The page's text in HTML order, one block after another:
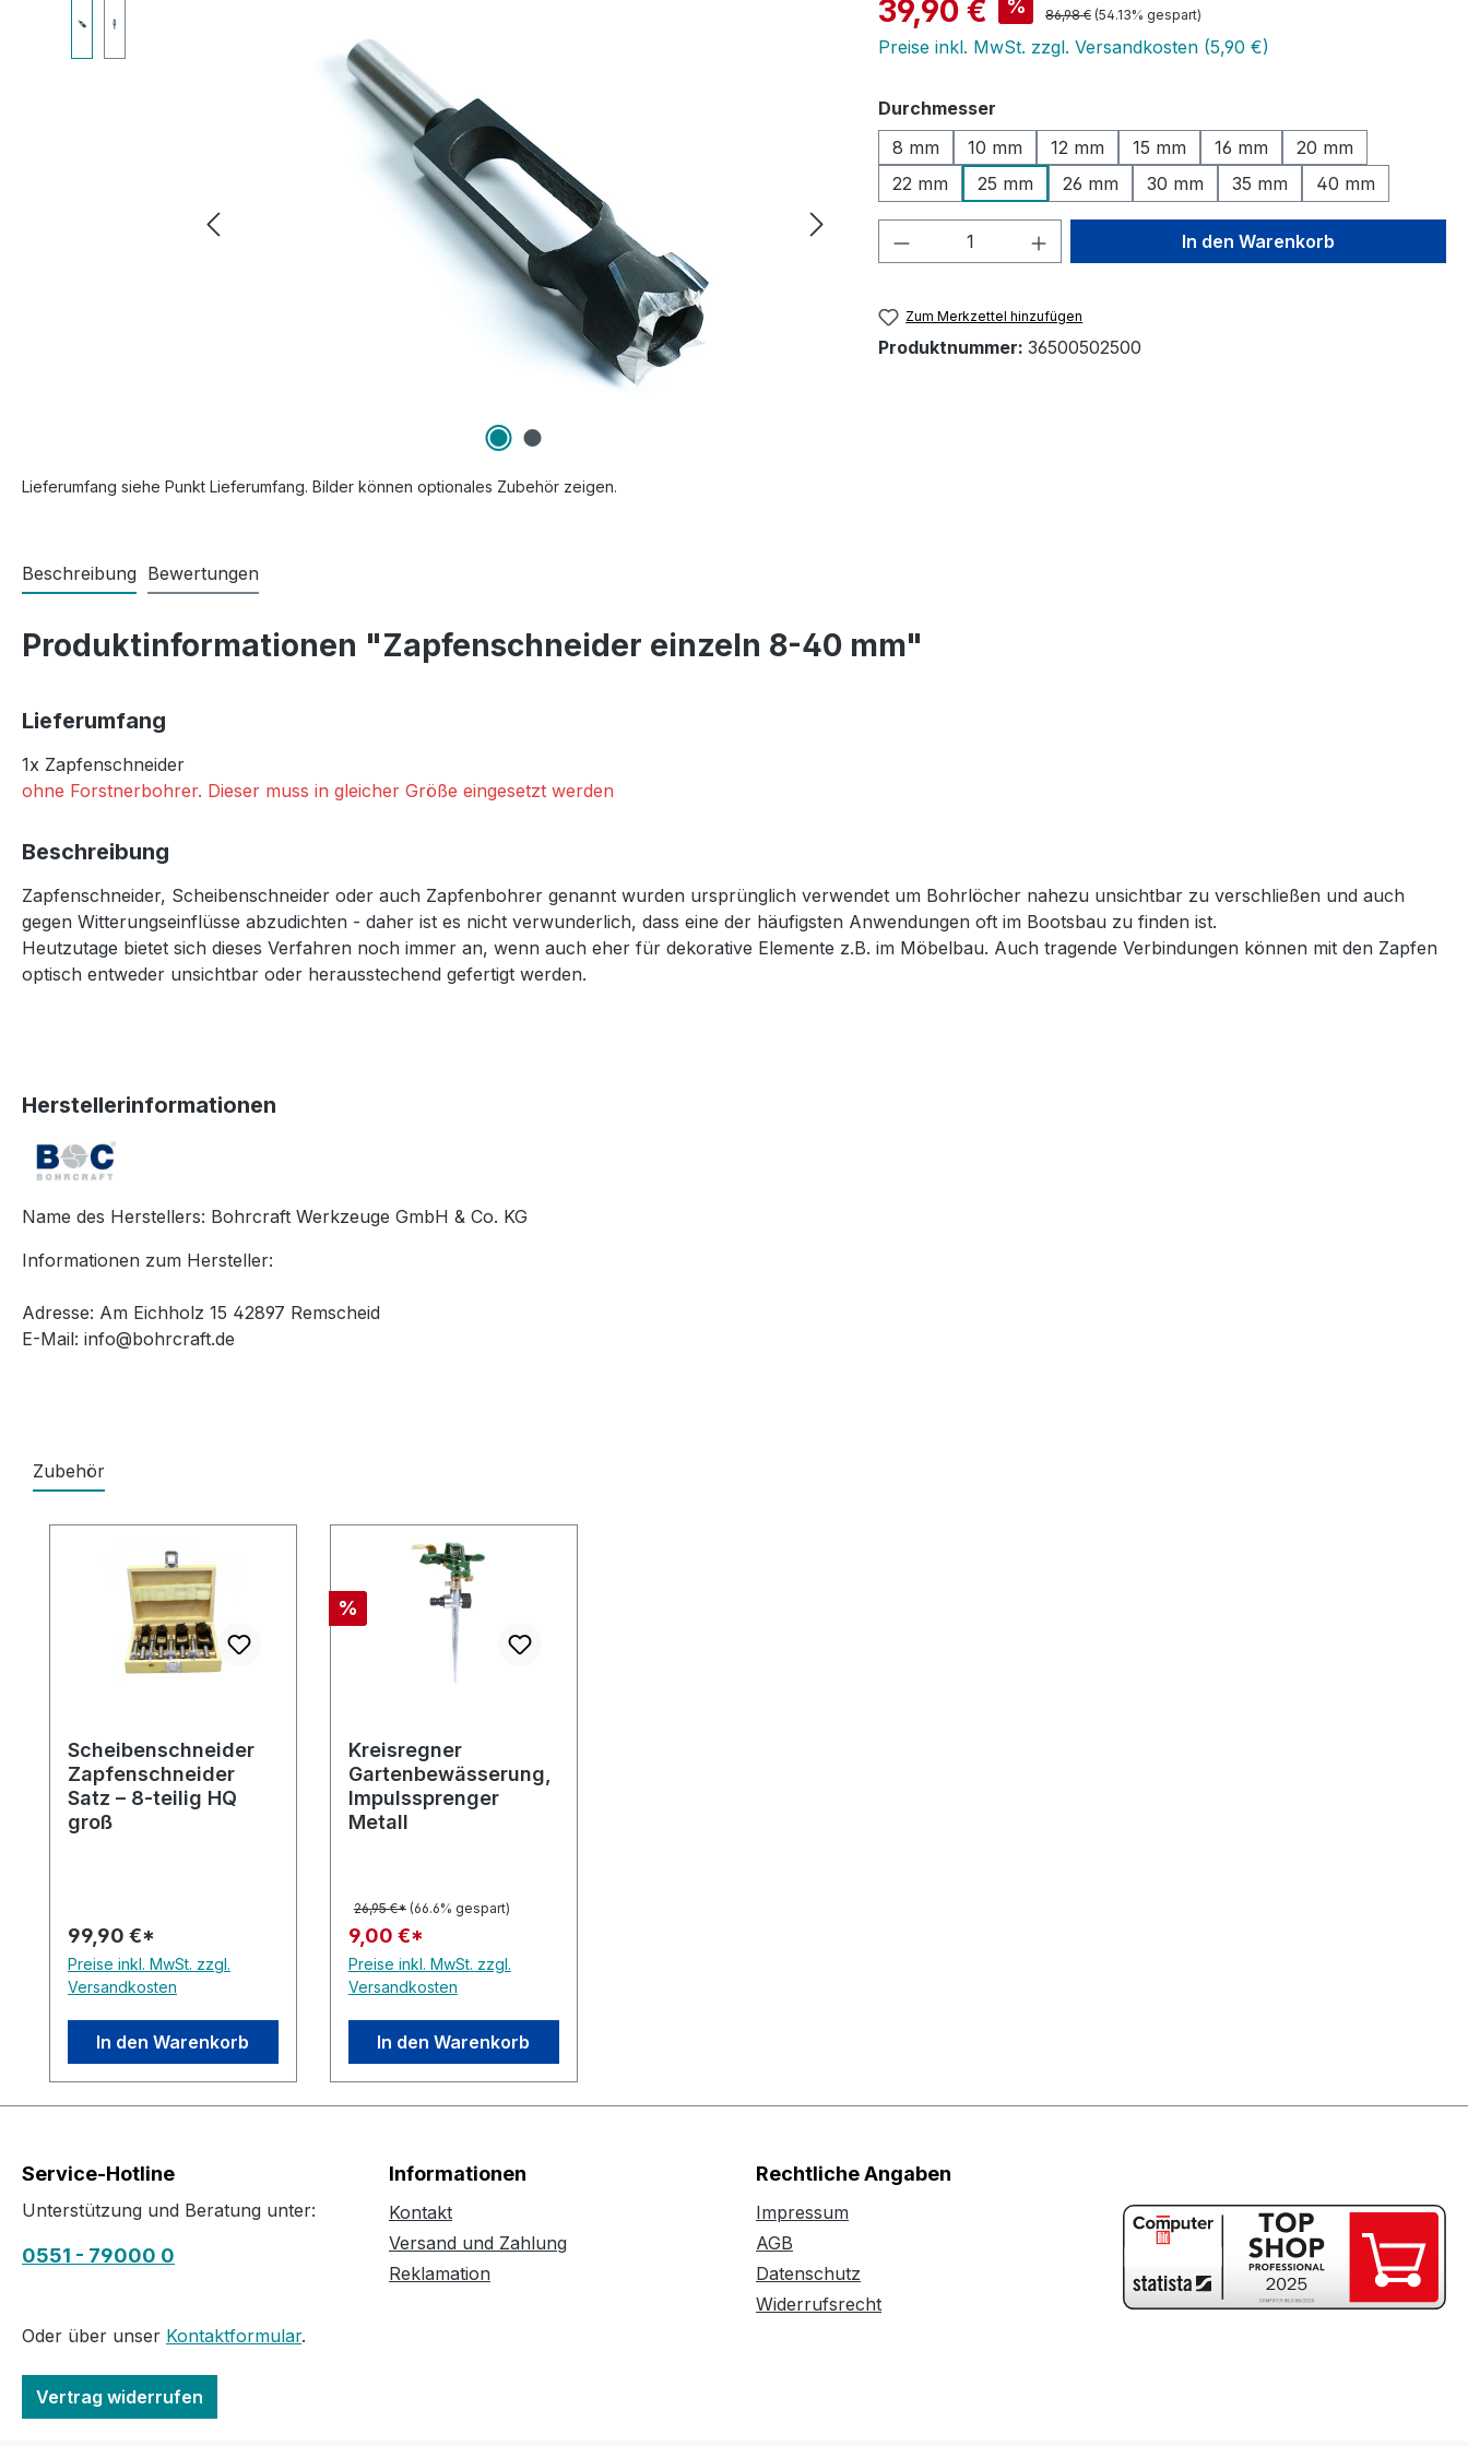
Lieferumfang siehe Punkt Lieferumfang. Bilder können optionales Zubehör zeigen.
39,90 € % Regulärer Preis:
86,98 € (54.13% gespart)
Preise inkl. MwSt. zzgl. Versandkosten (5,90 €)
Durchmesser
8 mm
10 mm 12 mm 15 mm 16 mm
20 mm
22 mm
25 mm 26 mm 30 mm 35 mm 40 mm
Produkt Anzahl: Gib den gewünschten Wert
In den Warenkorb
Zum Merkzettel hinzufügen
Produktnummer: 36500502500
Beschreibung Bewertungen
Produktinformationen "Zapfenschneider einzeln 8-40 mm"
Lieferumfang
1x Zapfenschneider
ohne Forstnerbohrer. Dieser muss in gleicher Größe eingesetzt werden
Beschreibung
Zapfenschneider, Scheibenschneider oder auch Zapfenbohrer genannt wurden ursprünglich verwendet um Bohrlöcher nahezu unsichtbar zu verschließen und auch
gegen Witterungseinflüsse abzudichten - daher ist es nicht verwunderlich, dass eine der häufigsten Anwendungen oft im Bootsbau zu finden ist.
Heutzutage bietet sich dieses Verfahren noch immer an, wenn auch eher für dekorative Elemente z.B. im Möbelbau. Auch tragende Verbindungen können mit den Zapfen
optisch entweder unsichtbar oder herausstechend gefertigt werden.
Herstellerinformationen
Name des Herstellers: Bohrcraft Werkzeuge GmbH & Co. KG
Informationen zum Hersteller:
Adresse: Am Eichholz 15 42897 Remscheid
E-Mail: info@bohrcraft.de
Zubehör
Scheibenschneider
Zapfenschneider
Satz – 8-teilig HQ
groß
99,90 €*
Preise inkl. MwSt. zzgl.
Versandkosten
In den Warenkorb
Rabatt
%
Kreisregner
Gartenbewässerung,
Impulssprenger
Metall
26,95 €* (66.6% gespart)
9,00 €*
Preise inkl. MwSt. zzgl.
Versandkosten
In den Warenkorb
Service-Hotline
Unterstützung und Beratung unter:
0551 - 79000 0
Oder über unser Kontaktformular.
Vertrag widerrufen
Informationen
Kontakt
Versand und Zahlung
Reklamation
Rechtliche Angaben
Impressum
AGB
Datenschutz
Widerrufsrecht